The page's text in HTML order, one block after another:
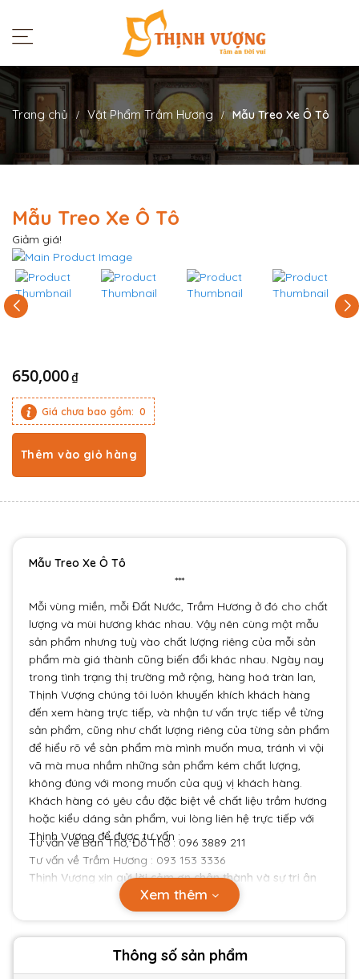
Trang chủ Vật Phẩm Trầm Hương Mẫu Treo Xe Ô Tô
Mẫu Treo Xe Ô Tô
Giảm giá!
650,000₫
Thêm vào giỏ hàng
Giá chưa bao gồm: 0
Thông số sản phẩm
Mẫu Treo Xe Ô Tô
***
Mỗi vùng miền, mỗi Đất Nước, Trầm Hương ở đó cho chất
lượng và mùi hương khác nhau. Vậy nên cùng một mẫu
sản phẩm nhưng tuỳ vào chất lượng riêng của mỗi sản
phẩm mà giá thành cũng biến đổi khác nhau. Ngày nay
trong tình trạng thị trường mở rộng, hàng hoá tràn lan,
Thịnh Vượng chúng tôi luôn khuyến khích khách hàng
đến xem hàng trực tiếp, và nhận tư vấn trực tiếp về từng
sản phẩm, cũng như chất lượng riêng của từng sản phẩm
để hiểu rõ về sản phẩm mà mình muốn mua, tránh vì vội
vã mà mua nhầm những sản phẩm kém chất lượng,
không đúng với mong muốn của quý vị khách hàng.
Khách hàng có yêu cầu đặc biệt về chất liệu trầm hương
hoặc kiểu dáng sản phẩm, vui lòng liên hệ trực tiếp với
Thịnh Vượng để được tư vấn :
Tư vấn về Ban Thờ, Đồ Thờ : 096 3889 211
Tư vấn về Trầm Hương : 093 153 3336
Thịnh Vượng xin gửi lời cảm ơn chân thành và sự tri ân
sâu sắc tới Quý khách hàng.
Xem thêm